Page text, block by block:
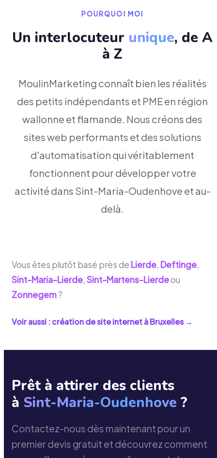
POURQUOI MOI
Un interlocuteur unique, de A
à Z
MoulinMarketing connaît bien les réalités
des petits indépendants et PME en région
wallonne et flamande. Nous créons des
sites web performants et des solutions
d'automatisation qui véritablement
fonctionnent pour développer votre
activité dans Sint-Maria-Oudenhove et au-
delà.
Vous êtes plutôt basé près de Lierde, Deftinge,
Sint-Maria-Lierde, Sint-Martens-Lierdeou
Zonnegem?
Voir aussi : création de site internet àBruxelles→
Prêt à attirer des clients
à Sint-Maria-Oudenhove ?
Contactez-nous dès maintenant pour un
premier devis gratuit et découvrez comment